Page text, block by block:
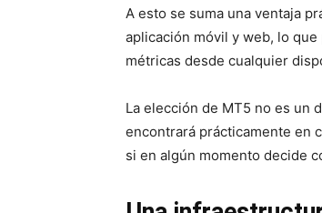
A esto se suma una ventaja
aplicación móvil y web, lo
métricas desde cualquier
La elección de MT5 no es un
encontrará prácticamente en
si en algún momento decide